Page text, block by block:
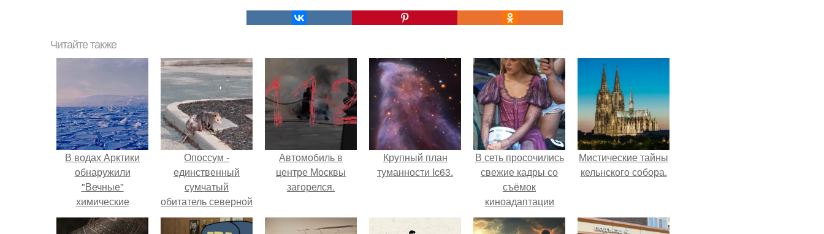
Читайте также
В водах Арктики
обнаружили
"Вечные"
химические
вещества.
Опоссум -
единственный
сумчатый
обитатель северной
америки.
Автомобиль в
центре Москвы
загорелся.
Крупный план
туманности Ic63.
В сеть просочились
свежие кадры со
съёмок
киноадаптации
"Рапунцель", и всё
внимание
Мистические тайны
кельнского собора.